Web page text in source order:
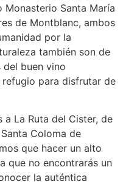
Santa María
de Montblanc, ambos
por la
también son de
del buen vino
para disfrutar de
a La Ruta del Cister, de
Coloma de
que hacer un alto
que no encontrarás un
la auténtica